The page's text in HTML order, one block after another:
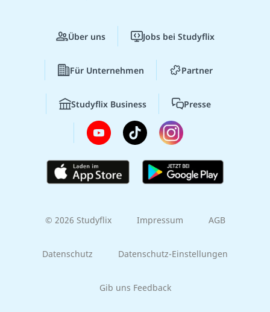
Über uns Jobs bei Studyflix
Für Unternehmen Partner
Studyflix Business Presse
© 2026 Studyflix Impressum AGB
Datenschutz Datenschutz-Einstellungen
Gib uns Feedback